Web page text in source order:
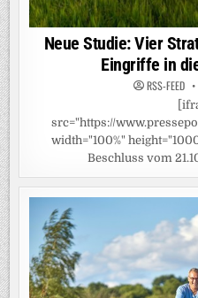
Neue Studie: Vier
Eingriffe in
RSS-FEED
src="https://
width="100%"
Beschluss vom